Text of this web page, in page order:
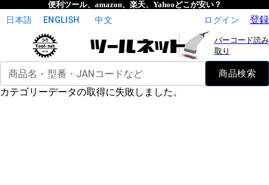
便利ツール、amazon、楽天、Yahooどこが安い？
日本語 ENGLISH 中文 ログイン 登録
バーコード読み
取り
商品名・型番・JANコードなど 商品検索
カテゴリーデータの取得に失敗しました。